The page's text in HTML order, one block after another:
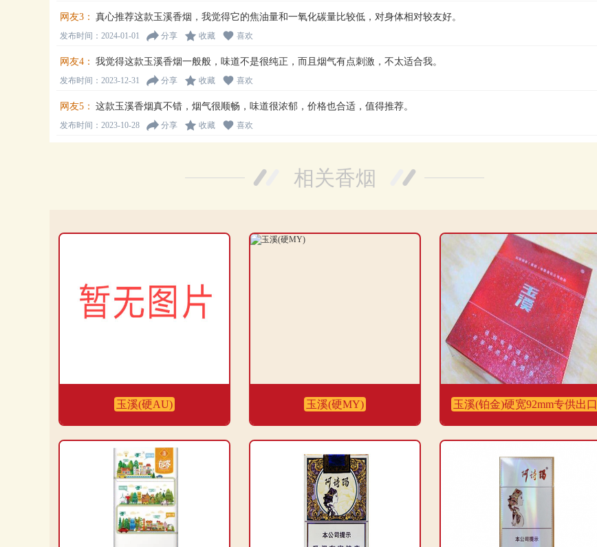
网友3： 真心推荐这款玉溪香烟，我觉得它的焦油量和一氧化碳量比较低，对身体相对较友好。
发布时间：2024-01-01 分享 收藏 喜欢
网友4： 我觉得这款玉溪香烟一般般，味道不是很纯正，而且烟气有点刺激，不太适合我。
发布时间：2023-12-31 分享 收藏 喜欢
网友5： 这款玉溪香烟真不错，烟气很顺畅，味道很浓郁，价格也合适，值得推荐。
发布时间：2023-10-28 分享 收藏 喜欢
相关香烟
玉溪(硬AU) 玉溪(硬MY) 玉溪(铂金)硬宽92mm专供出口